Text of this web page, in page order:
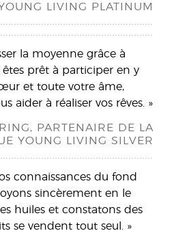
LIVING PLATINUM
la moyenne grâce à
êtes prêt à participer en y
et toute votre âme,
aider à réaliser vos rêves. »
PARTENAIRE DE LA
YOUNG LIVING SILVER
connaissances du fond
sincèrement en le
huiles et constatons des
se vendent tout seul. »